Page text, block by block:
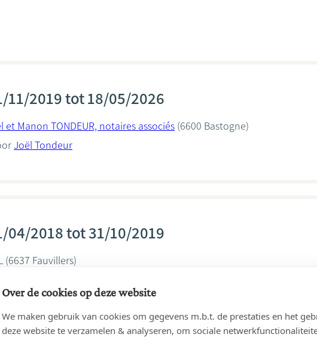
11/2019 tot 18/05/2026
et Manon TONDEUR, notaires associés (6600 Bastogne)
Joël Tondeur
04/2018 tot 31/10/2019
(6637 Fauvillers)
Over de cookies op deze website
We maken gebruik van cookies om gegevens m.b.t. de prestaties en het
deze website te verzamelen & analyseren, om sociale